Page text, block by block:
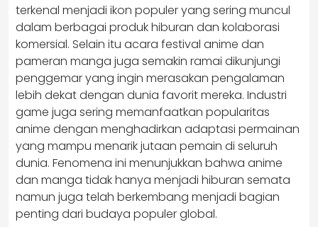
terkenal menjadi ikon populer yang sering muncul
dalam berbagai produk hiburan dan kolaborasi
komersial. Selain itu acara festival anime dan
pameran manga juga semakin ramai dikunjungi
penggemar yang ingin merasakan pengalaman
lebih dekat dengan dunia favorit mereka. Industri
game juga sering memanfaatkan popularitas
anime dengan menghadirkan adaptasi permainan
yang mampu menarik jutaan pemain di seluruh
dunia. Fenomena ini menunjukkan bahwa anime
dan manga tidak hanya menjadi hiburan semata
namun juga telah berkembang menjadi bagian
penting dari budaya populer global.